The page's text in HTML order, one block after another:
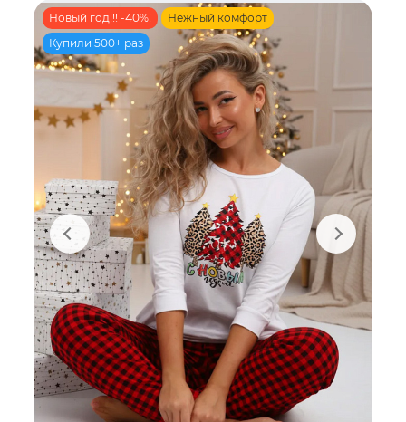
Новый год!!! -40%!
Нежный комфорт
Купили 500+ раз